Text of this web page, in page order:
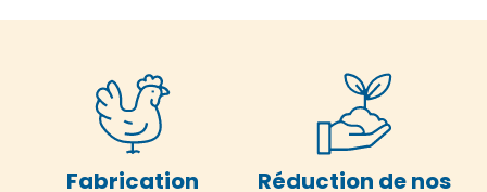
Fabrication
Réduction de nos